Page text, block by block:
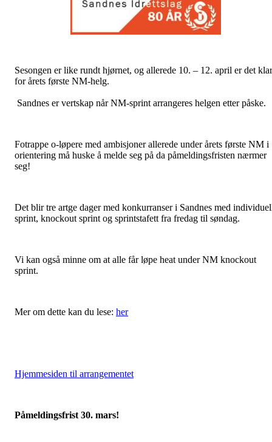
Sesongen er like rundt hjørnet, og allerede 10. – 12. april er det
for årets første NM-helg.
Sandnes er vertskap når NM-sprint arrangeres helgen etter påske.
Fotrappe o-løpere med ambisjoner allerede under årets første NM i
orientering må huske å melde seg på da påmeldingsfristen nærmer
seg!
Det blir tre artge dager med konkurranser i Sandnes med
sprint, knockout sprint og sprintstafett fra fredag til søndag.
Vi kan også minne om at alle får løpe heat under NM knockout
sprint.
Mer om dette kan du lese: her
Hjemmesiden til arrangementet
Påmeldingsfrist 30. mars!